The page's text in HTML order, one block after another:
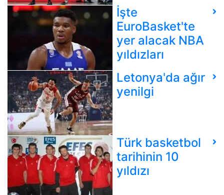
İşte
EuroBasket'te
yer alacak NBA
yıldızları
Letonya'da ağır
yenilgi
Türk basketbol
tarihinin 10
yıldızı